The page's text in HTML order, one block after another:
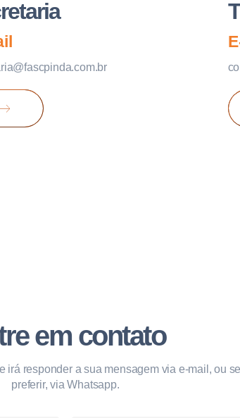
em contato
irá responder a sua mensagem via e-mail, ou
preferir, via Whatsapp.